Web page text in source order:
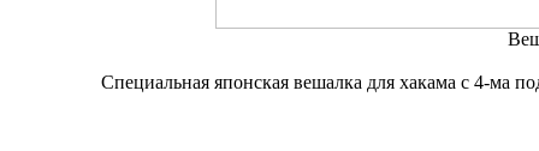
Специальная японская вешалка для хакама с 4-